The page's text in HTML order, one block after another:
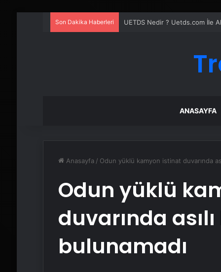
Son Dakika Haberleri UETDS Nedir ? Uetds.com İle
ANASAYFA
Anasayfa / Odun yüklü kamyon istinat duvarında
Odun yüklü
duvarında
bulunamadı